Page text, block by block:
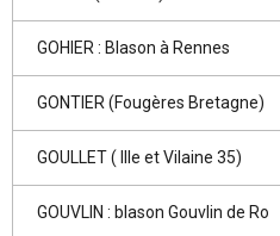
GOHIER : Blason à Rennes
GONTIER (Fougères Bretagne)
GOULLET ( Ille et Vilaine 35)
GOUVLIN : blason Gouvlin de Ro